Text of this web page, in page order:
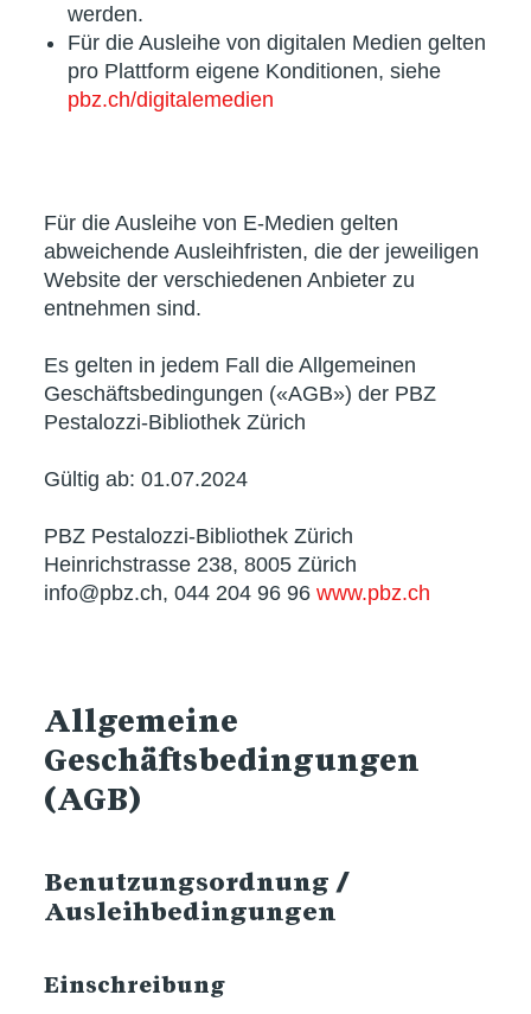
werden.
Für die Ausleihe von digitalen Medien gelten
pro Plattform eigene Konditionen, siehe
pbz.ch/digitalemedien
Für die Ausleihe von E-Medien gelten
abweichende Ausleihfristen, die der jeweiligen
Website der verschiedenen Anbieter zu
entnehmen sind.
Es gelten in jedem Fall die Allgemeinen
Geschäftsbedingungen («AGB») der PBZ
Pestalozzi-Bibliothek Zürich
Gültig ab: 01.07.2024
PBZ Pestalozzi-Bibliothek Zürich
Heinrichstrasse 238, 8005 Zürich
info@pbz.ch, 044 204 96 96 www.pbz.ch
Allgemeine
Geschäftsbedingungen
(AGB)
Benutzungsordnung /
Ausleihbedingungen
Einschreibung